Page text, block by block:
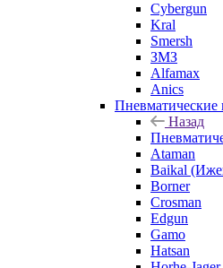
Cybergun
Kral
Smersh
ЗМЗ
Alfamax
Anics
Пневматические
Назад
Ataman
Baikal
Borner
Crosman
Edgun
Gamo
Hatsan